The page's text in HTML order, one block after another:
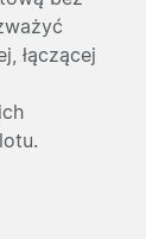
łączącej